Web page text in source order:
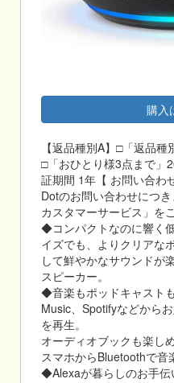
購入
【返品種別A】□「返品
□「おひとり様3点まで」
証期間 1年【 お問い合わ
Dotのお問い合わせにつ
カスタマーサービス」を
◆コンパクトなのに響く
イズでも、よりクリアな
して鮮やかなサウンドが
スピーカー。
◆音楽もポッドキャスト
Music、Spotifyなどから
を再生。
オーディオブックも楽しめ
スマホからBluetoothで音
◆Alexaが暮らしのお手伝